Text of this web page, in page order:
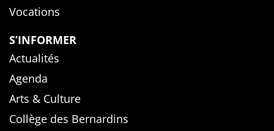
Vocations
S’INFORMER
Actualités
Agenda
Arts & Culture
Collège des Bernardins